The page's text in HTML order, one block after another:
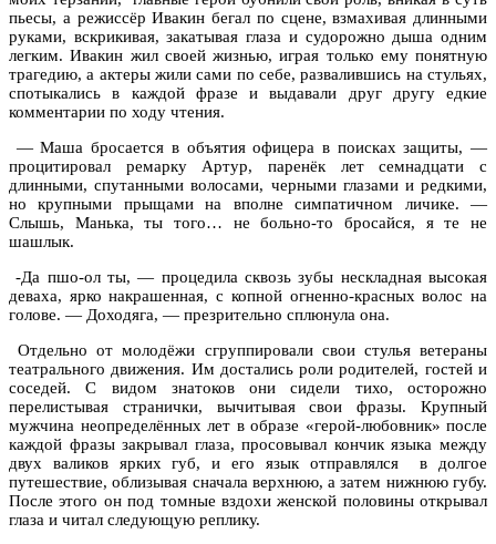
пьесы, а режиссёр Ивакин бегал по сцене, взмахивая длинными
руками, вскрикивая, закатывая глаза и судорожно дыша одним
легким. Ивакин жил своей жизнью, играя только ему понятную
трагедию, а актеры жили сами по себе, развалившись на стульях,
спотыкались в каждой фразе и выдавали друг другу едкие
комментарии по ходу чтения.
— Маша бросается в объятия офицера в поисках защиты, —
процитировал ремарку Артур, паренёк лет семнадцати с
длинными, спутанными волосами, черными глазами и редкими,
но крупными прыщами на вполне симпатичном личике. —
Слышь, Манька, ты того… не больно-то бросайся, я те не
шашлык.
-Да пшо-ол ты, — процедила сквозь зубы нескладная высокая
деваха, ярко накрашенная, с копной огненно-красных волос на
голове. — Доходяга, — презрительно сплюнула она.
Отдельно от молодёжи сгруппировали свои стулья ветераны
театрального движения. Им достались роли родителей, гостей и
соседей. С видом знатоков они сидели тихо, осторожно
перелистывая странички, вычитывая свои фразы. Крупный
мужчина неопределённых лет в образе «герой-любовник» после
каждой фразы закрывал глаза, просовывал кончик языка между
двух валиков ярких губ, и его язык отправлялся
в долгое
путешествие, облизывая сначала верхнюю, а затем нижнюю губу.
После этого он под томные вздохи женской половины открывал
глаза и читал следующую реплику.